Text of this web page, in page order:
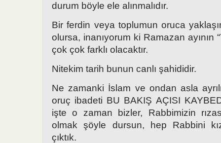
durum böyle ele alınmalıdır.
Bir ferdin veya toplumun oruca
olursa, inanıyorum ki Ramazan ayının
çok çok farklı olacaktır.
Nitekim tarih bunun canlı şahididir.
Ne zamanki İslam ve ondan asla
oruç ibadeti BU BAKIŞ AÇISI
işte o zaman bizler, Rabbimizin
olmak şöyle dursun, hep Rabbini
çıktık.